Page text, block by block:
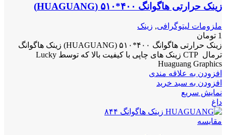
زینک حرارتی هاگوانگ ۴۰۰*۵۱۰ (HUAGUANG)
ملزومات لیتوگرافی, زینک
1 تومان
زینک حرارتی هاگوانگ ۴۰۰*۵۱۰ (HUAGUANG) زینک هاگوانگ
ترمال CTP زینک های چاپی با کیفیت بالا که توسط Lucky
Huaguang Graphics
افزودن به علاقه مندی
افزودن به سبد خرید
نمایش سریع
داغ
مقايسه